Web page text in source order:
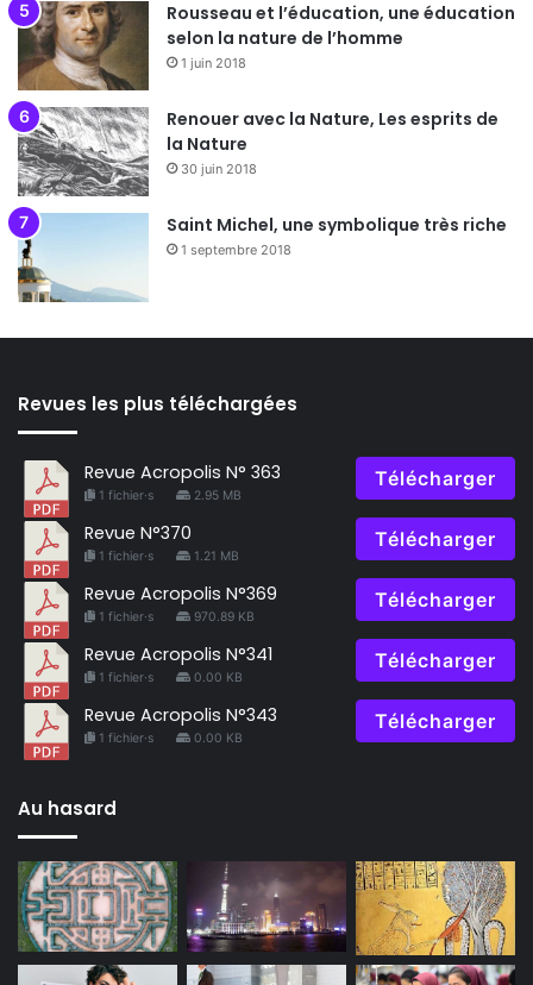
Rousseau et l’éducation, une éducation
selon la nature de l’homme
1 juin 2018
Renouer avec la Nature, Les esprits de
la Nature
30 juin 2018
Saint Michel, une symbolique très riche
1 septembre 2018
Revues les plus téléchargées
Revue Acropolis N° 363
1 fichier·s 2.95 MB
Télécharger
Revue N°370
1 fichier·s 1.21 MB
Télécharger
Revue Acropolis N°369
1 fichier·s 970.89 KB
Télécharger
Revue Acropolis N°341
1 fichier·s 0.00 KB
Télécharger
Revue Acropolis N°343
1 fichier·s 0.00 KB
Télécharger
Au hasard